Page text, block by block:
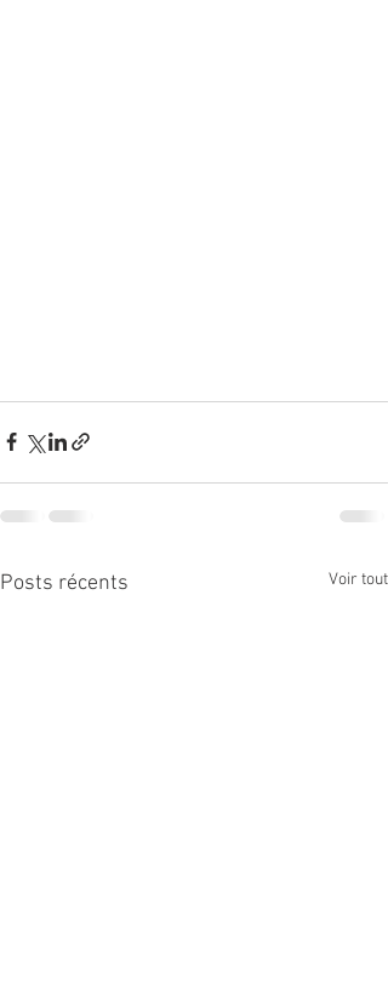
Posts récents Voir tout